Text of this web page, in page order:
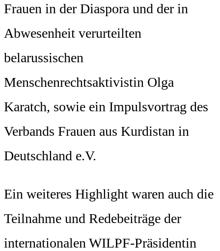
Frauen in der Diaspora und der in
Abwesenheit verurteilten
belarussischen
Menschenrechtsaktivistin Olga
Karatch, sowie ein Impulsvortrag des
Verbands Frauen aus Kurdistan in
Deutschland e.V.
Ein weiteres Highlight waren auch die
Teilnahme und Redebeiträge der
internationalen WILPF-Präsidentin